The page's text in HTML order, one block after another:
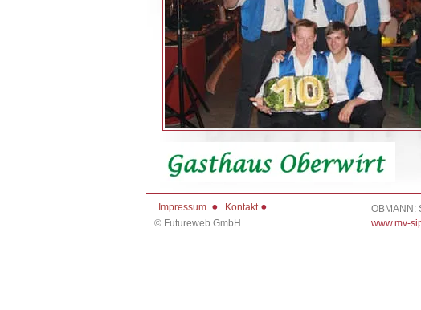
Impressum Kontakt OBMANN:
www.mv-
© Futureweb GmbH